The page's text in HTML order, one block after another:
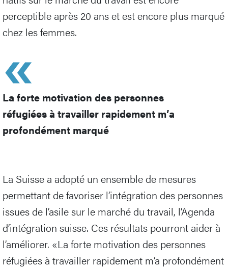
perceptible après 20 ans et est encore plus marqué
chez les femmes.
La forte motivation des personnes
réfugiées à travailler rapidement m’a
profondément marqué
La Suisse a adopté un ensemble de mesures
permettant de favoriser l’intégration des personnes
issues de l’asile sur le marché du travail, l’Agenda
d’intégration suisse. Ces résultats pourront aider à
l’améliorer. «La forte motivation des personnes
réfugiées à travailler rapidement m’a profondément